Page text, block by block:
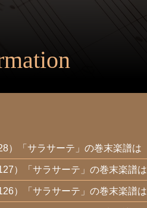
）「サラサーテ」の巻末楽譜は
）「サラサーテ」の巻末楽譜は
）「サラサーテ」の巻末楽譜は